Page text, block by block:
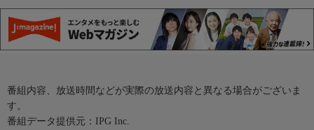
番組内容、放送時間などが実際の放送内容と異なる場合がございま
す。
番組データ提供元：IPG Inc.